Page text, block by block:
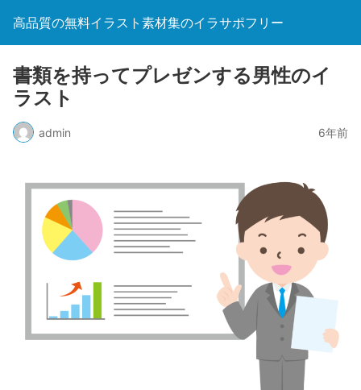
高品質の無料イラスト素材集のイラサポフリー
書類を持ってプレゼンする男性のイ
ラスト
admin 6年前